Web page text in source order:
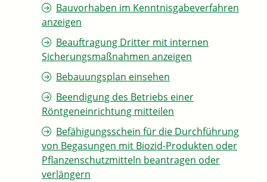
Bauvorhaben im Kenntnisgabeverfahren
anzeigen
Beauftragung Dritter mit internen
Sicherungsmaßnahmen anzeigen
Bebauungsplan einsehen
Beendigung des Betriebs einer
Röntgeneinrichtung mitteilen
Befähigungsschein für die Durchführung
von Begasungen mit Biozid-Produkten oder
Pflanzenschutzmitteln beantragen oder
verlängern